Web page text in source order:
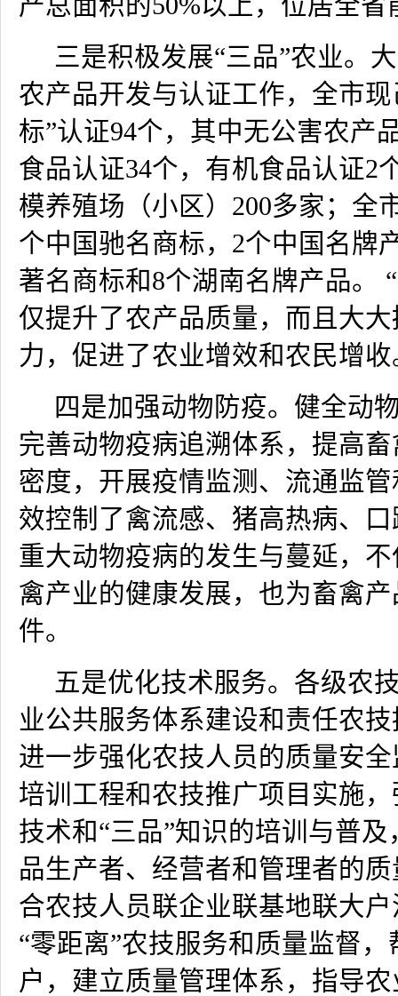
三是积极发展“三品”农业。
农产品开发与认证工作，全市现
标”认证94个，其中无公害农产
食品认证34个，有机食品认证2
模养殖场（小区） 200多家；全
个中国驰名商标， 2个中国名牌
著名商标和8个湖南名牌产品。
仅提升了农产品质量，而且大
力，促进了农业增效和农民增收
四是加强动物防疫。健全动
完善动物疫病追溯体系，提高
密度，开展疫情监测、流通监
效控制了禽流感、猪高热病、
重大动物疫病的发生与蔓延，
禽产业的健康发展，也为畜禽
件。
五是优化技术服务。各级农
业公共服务体系建设和责任农
进一步强化农技人员的质量安
培训工程和农技推广项目实施
技术和“三品”知识的培训与普
品生产者、经营者和管理者的
合农技人员联企业联基地联大
“零距离”农技服务和质量监督
户，建立质量管理体系，指导